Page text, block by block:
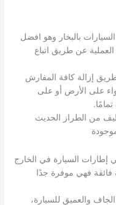
بالبخار وهو افضل
عن طريق اتباع
إزالة كافة المفارش
على الأرض أو على
من الطراز الحديث
إطارات السيارة في الخارج
فائقة فهي موفرة جدًا
والعميق للسيارة،